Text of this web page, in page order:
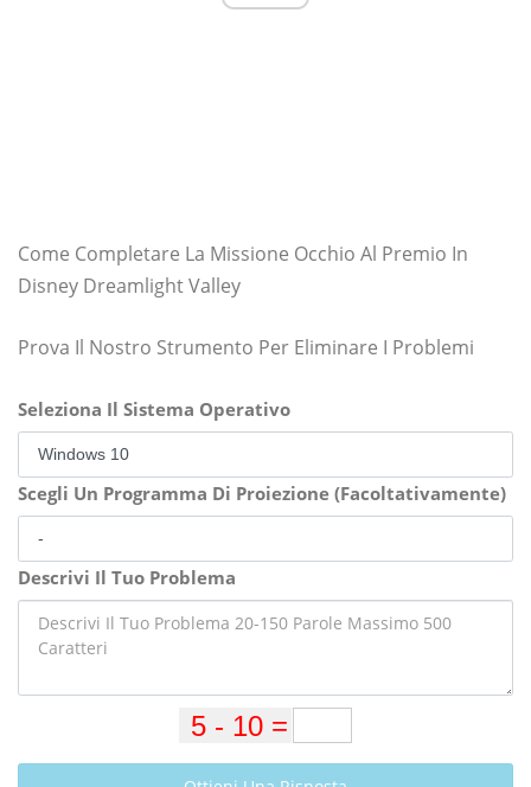
Come Completare La Missione Occhio Al Premio In
Disney Dreamlight Valley
Prova Il Nostro Strumento Per Eliminare I Problemi
Seleziona Il Sistema Operativo
Scegli Un Programma Di Proiezione (Facoltativamente)
Descrivi Il Tuo Problema